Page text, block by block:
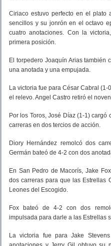
Ciriaco estuvo perfecto en el
sencillos y su jonrón en el octavo
cuatro anotaciones. Con la
primera posición.
El torpedero Joaquín Arias también
una anotada y una empujada.
La victoria fue para César Cabral
el relevo. Angel Castro retiró el
Por los Toros, José Díaz (1-1)
carreras en dos tercios de acción.
Diory Hernández remolcó dos
Germán bateó de 4-2 con dos
En San Pedro de Macorís, Jake
dos carreras para que las Estrellas
Leones del Escogido.
Fox bateó de 4-2 con dos
impulsada para darle a las Estrellas
La victoria fue para Jake